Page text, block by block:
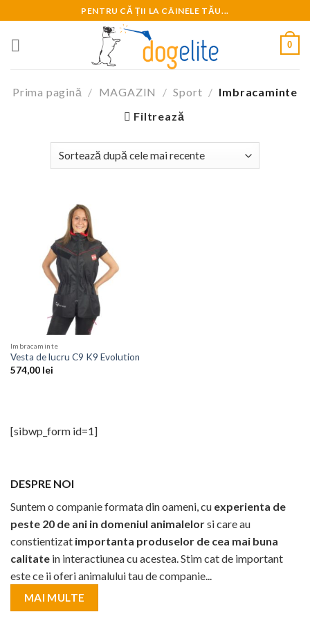
to
content
PENTRU CĂ ȚII LA CÂINELE TĂU...
0
Prima pagină / MAGAZIN / Sport / Imbracaminte
Filtrează
Imbracaminte
Vesta de lucru C9 K9 Evolution
574,00 lei
[sibwp_form id=1]
DESPRE NOI
Suntem o companie formata din oameni, cu experienta de
peste 20 de ani in domeniul animalelorsi care au
constientizat importanta produselor de cea mai buna
calitate in interactiunea cu acestea. Stim cat de important
este ce ii oferi animalului tau de companie...
MAI MULTE